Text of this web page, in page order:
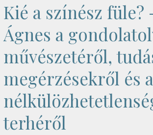
Kié a színész füle?
Ágnes a
művészetéről,
megérzésekről és a
terhéről